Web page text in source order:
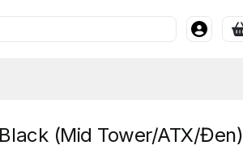
(Mid Tower/ATX/Đen)